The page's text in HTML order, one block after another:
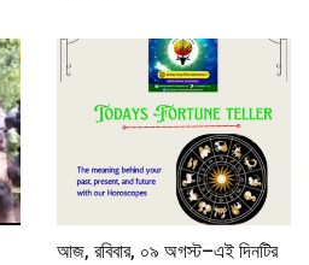
আজ, রবিবার, ০৯ অগস্ট–এই দিনটির